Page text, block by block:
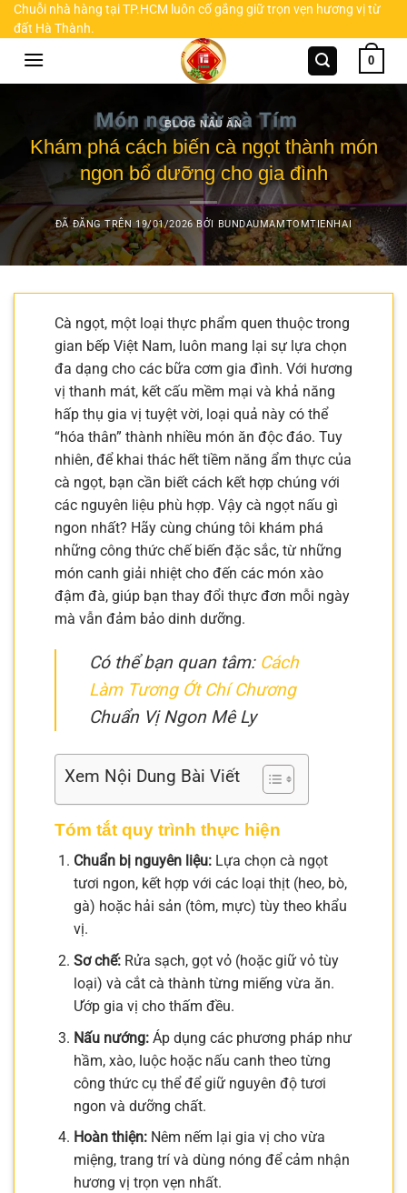
Chuyển
đến
Chuỗi nhà hàng tại TP.HCM luôn cố gắng giữ trọn vẹn hương vị từ
đất Hà Thành.
0
BLOG NẤU ĂN
Khám phá cách biến cà ngọt thành món
ngon bổ dưỡng cho gia đình
ĐÃ ĐĂNG TRÊN19/01/2026 BỞI BUNDAUMAMTOMTIENHAI
Cà ngọt, một loại thực phẩm quen thuộc trong
gian bếp Việt Nam, luôn mang lại sự lựa chọn
đa dạng cho các bữa cơm gia đình. Với hương
vị thanh mát, kết cấu mềm mại và khả năng
hấp thụ gia vị tuyệt vời, loại quả này có thể
“hóa thân” thành nhiều món ăn độc đáo. Tuy
nhiên, để khai thác hết tiềm năng ẩm thực của
cà ngọt, bạn cần biết cách kết hợp chúng với
các nguyên liệu phù hợp. Vậy cà ngọt nấu gì
ngon nhất? Hãy cùng chúng tôi khám phá
những công thức chế biến đặc sắc, từ những
món canh giải nhiệt cho đến các món xào
đậm đà, giúp bạn thay đổi thực đơn mỗi ngày
mà vẫn đảm bảo dinh dưỡng.
Có thể bạn quan tâm: Cách
Làm Tương Ớt Chí Chương
Chuẩn Vị Ngon Mê Ly
Xem Nội Dung Bài Viết
Tóm tắt quy trình thực hiện
Chuẩn bị nguyên liệu:Lựa chọn cà ngọt
tươi ngon, kết hợp với các loại thịt (heo, bò,
gà) hoặc hải sản (tôm, mực) tùy theo khẩu
vị.
Sơ chế:Rửa sạch, gọt vỏ (hoặc giữ vỏ tùy
loại) và cắt cà thành từng miếng vừa ăn.
Ướp gia vị cho thấm đều.
Nấu nướng:Áp dụng các phương pháp như
hầm, xào, luộc hoặc nấu canh theo từng
công thức cụ thể để giữ nguyên độ tươi
ngon và dưỡng chất.
Hoàn thiện:Nêm nếm lại gia vị cho vừa
miệng, trang trí và dùng nóng để cảm nhận
hương vị trọn vẹn nhất.